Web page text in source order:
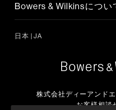
Bowers & Wilkinsについ
日本 | JA
株式会社ディーアンド
お客様相談